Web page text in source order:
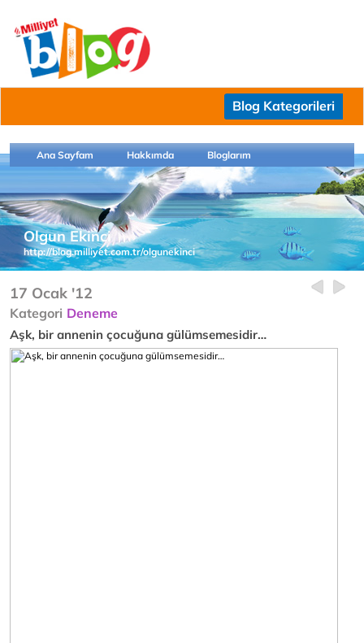
Blog Kategorileri
Ana Sayfam Hakkımda Bloglarım
Olgun Ekinci
http://blog.milliyet.com.tr/olgunekinci
17 Ocak '12
Kategori Deneme
Aşk, bir annenin çocuğuna gülümsemesidir…